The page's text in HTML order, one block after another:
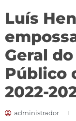
Luís
Geral
Público
2022-
administrador